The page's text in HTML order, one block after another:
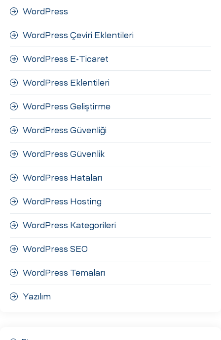
WordPress
WordPress Çeviri Eklentileri
WordPress E-Ticaret
WordPress Eklentileri
WordPress Geliştirme
WordPress Güvenliği
WordPress Güvenlik
WordPress Hataları
WordPress Hosting
WordPress Kategorileri
WordPress SEO
WordPress Temaları
Yazılım